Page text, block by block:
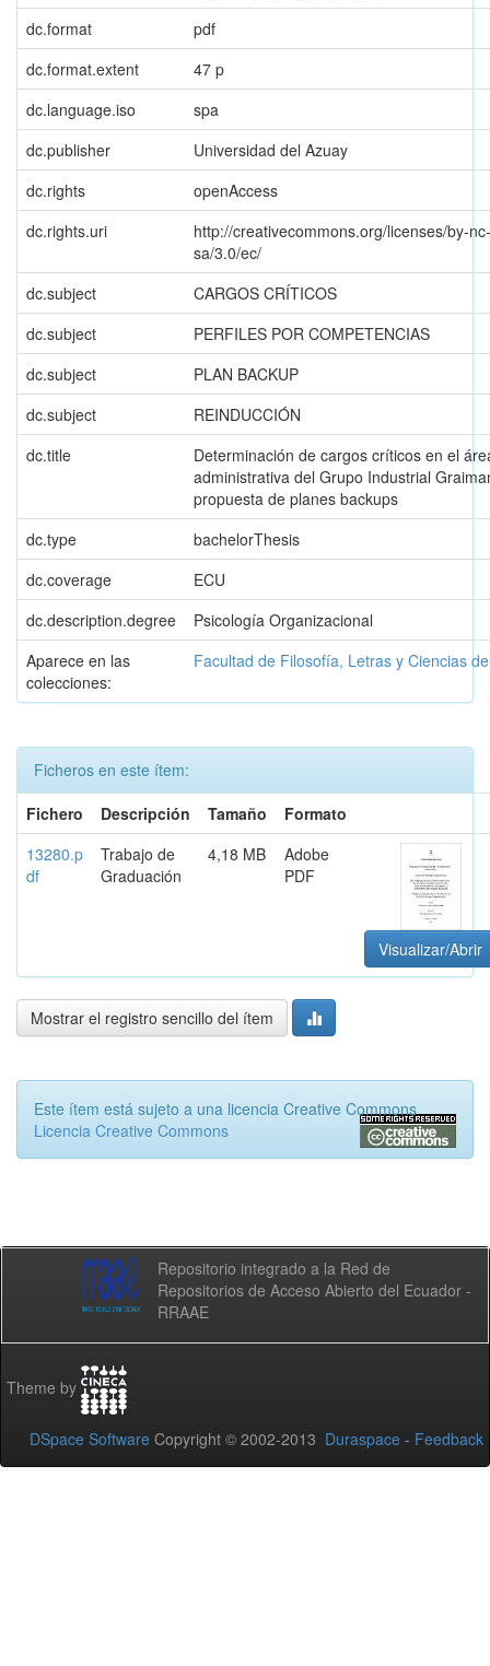
dc.format
pdf
dc.format.extent
47 p
dc.language.iso
spa
dc.publisher
Universidad del Azuay
dc.rights
openAccess
dc.rights.uri
http://creativecommons.org/licenses/by-nc-
sa/3.0/ec/
dc.subject
CARGOS CRÍTICOS
dc.subject
PERFILES POR COMPETENCIAS
dc.subject
PLAN BACKUP
dc.subject
REINDUCCIÓN
dc.title
Determinación de cargos críticos en el
administrativa del Grupo Industrial
propuesta de planes backups
dc.type
bachelorThesis
dc.coverage
ECU
dc.description.degree
Psicología Organizacional
Aparece en las
colecciones:
Facultad de Filosofía, Letras y Ciencias
Ficheros en este ítem:
Fichero
Descripción Tamaño
Formato
13280.p
df
Trabajo de
Graduación
4,18 MB
Adobe
PDF
Visualizar/Abrir
Mostrar el registro sencillo del ítem
Este ítem está sujeto a una licencia Creative Commons
Licencia Creative Commons
Repositorio integrado a la Red de
Repositorios de Acceso Abierto del Ecuador -
RRAAE
Theme by
DSpace Software Copyright © 2002-2013 Duraspace - Feedback